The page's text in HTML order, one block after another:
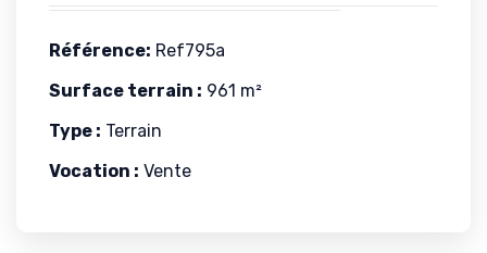
Référence: Ref795a
Surface terrain : 961 m²
Type : Terrain
Vocation : Vente